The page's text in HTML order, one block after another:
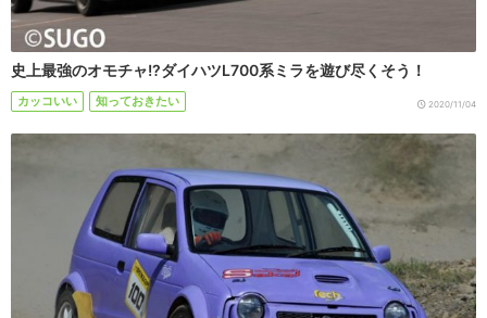
史上最強のオモチャ!?ダイハツL700系ミラを遊び尽くそう！
カッコいい 知っておきたい 2020/11/04